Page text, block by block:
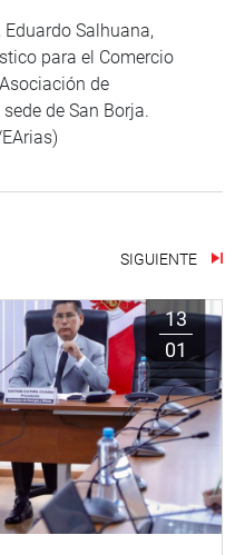
Eduardo Salhuana,
para el Comercio
de
de San Borja.
SIGUIENTE
13
01